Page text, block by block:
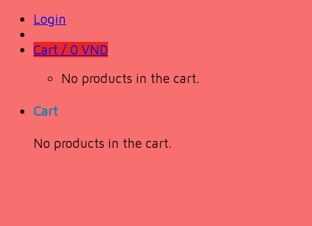
Login
Cart / 0 VND
No products in the cart.
Cart
No products in the cart.